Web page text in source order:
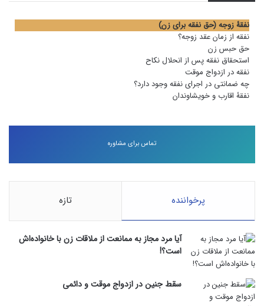
نفقۀ زوجه (حق نفقه برای زن)
نفقه از زمان عقد زوجه؟
حق حبس زن
استحقاق نفقه پس از انحلال نکاح
نفقه در ازدواج موقت
چه ضمانتی در اجرای نفقه وجود دارد؟
نفقۀ اقارب و خویشاوندان
تماس برای مشاوره
پرخواننده تازه
آیا مرد مجاز به ممانعت از ملاقات زن با خانواده‌اش
است؟!
سقط جنین در ازدواج موقت و دائمی